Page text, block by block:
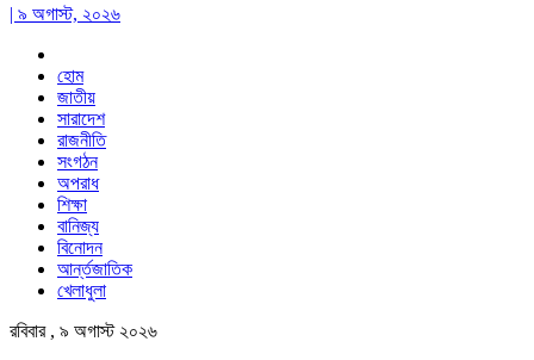
| ৯ অগাস্ট, ২০২৬
হোম
জাতীয়
সারাদেশ
রাজনীতি
সংগঠন
অপরাধ
শিক্ষা
বানিজ্য
বিনোদন
আর্ন্তজাতিক
খেলাধুলা
রবিবার , ৯ অগাস্ট ২০২৬